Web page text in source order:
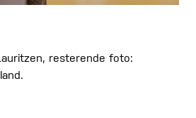
resterende foto: